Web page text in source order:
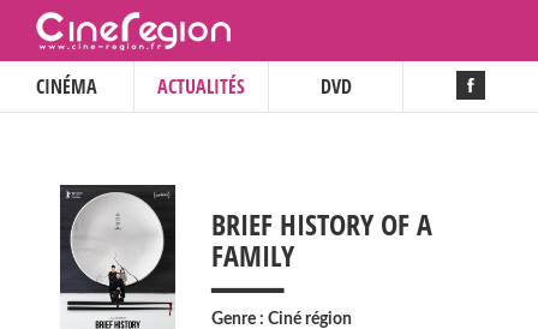
CINÉMA ACTUALITÉS DVD
BRIEF HISTORY OF A
FAMILY
___
Genre : Ciné région